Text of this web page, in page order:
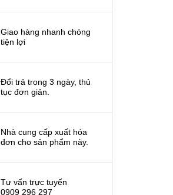
Giao hàng nhanh chóng
tiện lợi
Đổi trả trong 3 ngày, thủ
tục đơn giản.
Nhà cung cấp xuất hóa
đơn cho sản phẩm này.
Tư vấn trực tuyến
0909 296 297